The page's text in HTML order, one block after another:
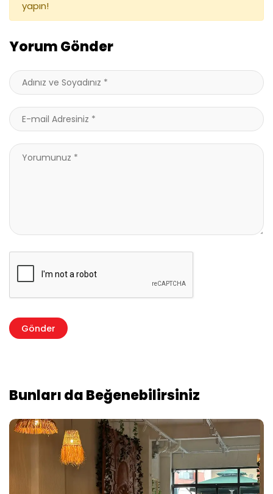
yapın!
Yorum Gönder
Bunları da Beğenebilirsiniz